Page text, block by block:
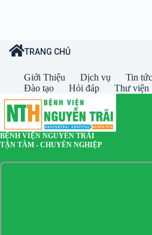
TRANG CHỦ
Giới Thiệu Dịch vụ Tin tức
Đào tạo
Hỏi đáp Thư viện
BỆNH VIỆN NGUYỄN TRÃI
TẬN TÂM - CHUYÊN NGHIỆP